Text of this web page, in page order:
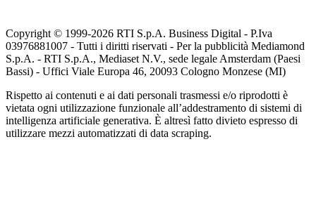
Copyright © 1999-2026 RTI S.p.A. Business Digital - P.Iva
03976881007 - Tutti i diritti riservati - Per la pubblicità Mediamond
S.p.A. - RTI S.p.A., Mediaset N.V., sede legale Amsterdam (Paesi
Bassi) - Uffici Viale Europa 46, 20093 Cologno Monzese (MI)
Rispetto ai contenuti e ai dati personali trasmessi e/o riprodotti è
vietata ogni utilizzazione funzionale all’addestramento di sistemi di
intelligenza artificiale generativa. È altresì fatto divieto espresso di
utilizzare mezzi automatizzati di data scraping.